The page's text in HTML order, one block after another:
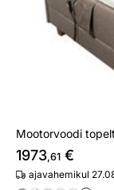
Mootorvoodi
1973,61 €
ajavahemikul